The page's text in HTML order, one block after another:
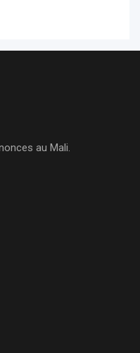
au Mali.